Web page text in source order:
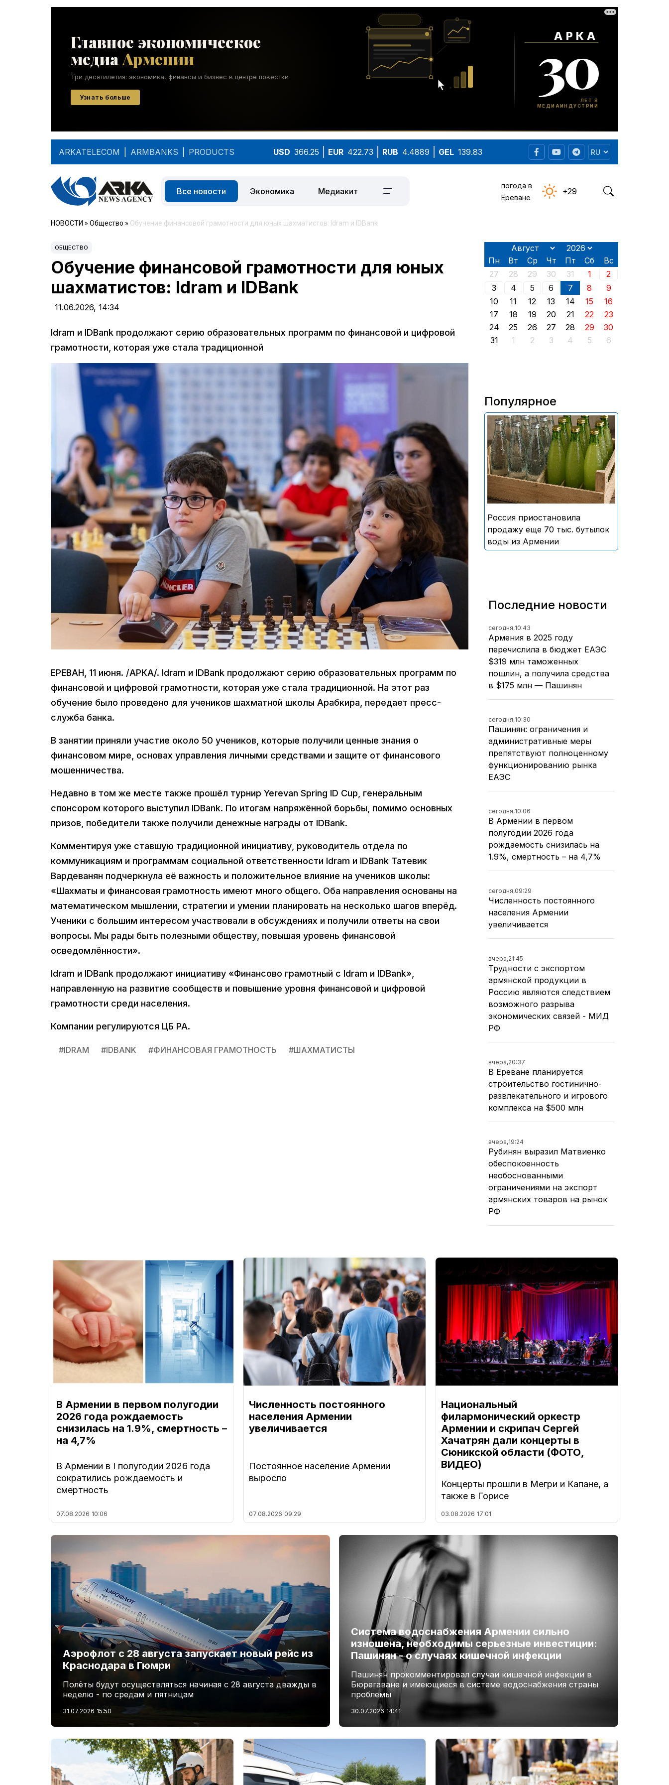
ARKATELECOM ARMBANKS PRODUCTS USD 366.25 EUR 422.73 RUB 4.4889 GEL 139.83
Все новости Экономика Медиакит
погода в
Ереване
+29
НОВОСТИ » Общество » Обучение финансовой грамотности для юных шахматистов: Idram и IDBank
ОБЩЕСТВО
Обучение финансовой грамотности для юных
шахматистов: Idram и IDBank
11.06.2026, 14:34
Idram и IDBank продолжают серию образовательных программ по финансовой и цифровой
грамотности, которая уже стала традиционной
ЕРЕВАН, 11 июня. /АРКА/. Idram и IDBank продолжают серию образовательных программ по
финансовой и цифровой грамотности, которая уже стала традиционной. На этот раз
обучение было проведено для учеников шахматной школы Арабкира, передает пресс-
служба банка.
В занятии приняли участие около 50 учеников, которые получили ценные знания о
финансовом мире, основах управления личными средствами и защите от финансового
мошенничества.
Недавно в том же месте также прошёл турнир Yerevan Spring ID Cup, генеральным
спонсором которого выступил IDBank. По итогам напряжённой борьбы, помимо основных
призов, победители также получили денежные награды от IDBank.
Комментируя уже ставшую традиционной инициативу, руководитель отдела по
коммуникациям и программам социальной ответственности Idram и IDBank Татевик
Вардеванян подчеркнула её важность и положительное влияние на учеников школы:
«Шахматы и финансовая грамотность имеют много общего. Оба направления основаны на
математическом мышлении, стратегии и умении планировать на несколько шагов вперёд.
Ученики с большим интересом участвовали в обсуждениях и получили ответы на свои
вопросы. Мы рады быть полезными обществу, повышая уровень финансовой
осведомлённости».
Idram и IDBank продолжают инициативу «Финансово грамотный с Idram и IDBank»,
направленную на развитие сообществ и повышение уровня финансовой и цифровой
грамотности среди населения.
Компании регулируются ЦБ РА.
#IDRAM #IDBANK #ФИНАНСОВАЯ ГРАМОТНОСТЬ #ШАХМАТИСТЫ
Пн Вт Ср Чт Пт Сб
Вс
27
28 29 30 31 1
2
3
4 5 6 7 8
9
10
11 12 13 14 15
16
17
18 19 20 21 22
23
24
25 26 27 28 29
30
31
1 2 3 4 5 6
Популярное
В России приостановили
продажу более 70 тыс.
бутылок питьевой воды и
безалкогольных напитков
армянского производства
Россия приостановила
продажу еще 70 тыс. бутылок
воды из Армении
Последние новости
сегодня,10:43
Армения в 2025 году
перечислила в бюджет ЕАЭС
$319 млн таможенных
пошлин, а получила средства
в $175 млн — Пашинян
сегодня,10:30
Пашинян: ограничения и
административные меры
препятствуют полноценному
функционированию рынка
ЕАЭС
сегодня,10:06
В Армении в первом
полугодии 2026 года
рождаемость снизилась на
1.9%, смертность – на 4,7%
сегодня,09:29
Численность постоянного
населения Армении
увеличивается
вчера,21:45
Трудности с экспортом
армянской продукции в
Россию являются следствием
возможного разрыва
экономических связей - МИД
РФ
вчера,20:37
В Ереване планируется
строительство гостинично-
развлекательного и игрового
комплекса на $500 млн
вчера,19:24
Рубинян выразил Матвиенко
обеспокоенность
необоснованными
ограничениями на экспорт
армянских товаров на рынок
РФ
В Армении в первом полугодии
2026 года рождаемость
снизилась на 1.9%, смертность –
на 4,7%
В Армении в I полугодии 2026 года
сократились рождаемость и
смертность
07.08.2026 10:06
Численность постоянного
населения Армении
увеличивается
Постоянное население Армении
выросло
07.08.2026 09:29
Национальный
филармонический оркестр
Армении и скрипач Сергей
Хачатрян дали концерты в
Сюникской области (ФОТО,
ВИДЕО)
Концерты прошли в Мегри и Капане, а
также в Горисе
03.08.2026 17:01
Аэрофлот с 28 августа запускает новый рейс из
Краснодара в Гюмри
Полёты будут осуществляться начиная с 28 августа дважды в
неделю - по средам и пятницам
31.07.2026 15:50
Система водоснабжения Армении сильно
изношена, необходимы серьезные инвестиции:
Пашинян - о случаях кишечной инфекции
Пашинян прокомментировал случаи кишечной инфекции в
Бюрегаване и имеющиеся в системе водоснабжения страны
проблемы
30.07.2026 14:41